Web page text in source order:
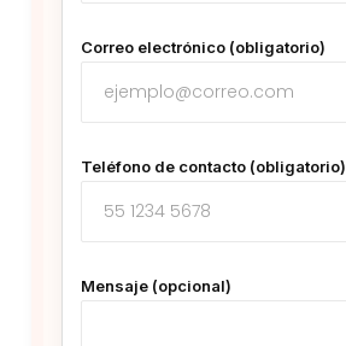
Correo electrónico (obligatorio)
Teléfono de contacto (obligatorio)
Mensaje (opcional)